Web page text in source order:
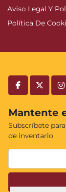
facebooktwitter
Mantente
Subscríbete
de inventario
Aviso Legal Y
Política De